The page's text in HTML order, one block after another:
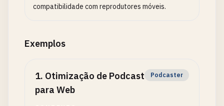
compatibilidade com reprodutores móveis.
Exemplos
1. Otimização de Podcast
para Web
Podcaster